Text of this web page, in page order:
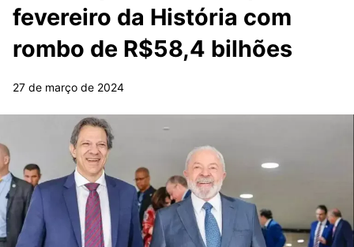
fevereiro da História com
rombo de R$58,4 bilhões
27 de março de 2024